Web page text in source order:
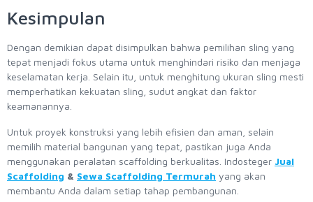
Kesimpulan
Dengan demikian dapat disimpulkan bahwa pemilihan sling yang
tepat menjadi fokus utama untuk menghindari risiko dan menjaga
keselamatan kerja. Selain itu, untuk menghitung ukuran sling mesti
memperhatikan kekuatan sling, sudut angkat dan faktor
keamanannya.
Untuk proyek konstruksi yang lebih efisien dan aman, selain
memilih material bangunan yang tepat, pastikan juga Anda
menggunakan peralatan scaffolding berkualitas. Indosteger Jual
Scaffolding & Sewa Scaffolding Termurah yang akan
membantu Anda dalam setiap tahap pembangunan.